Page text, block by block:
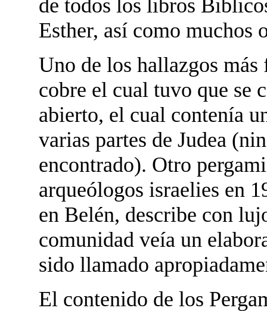
de todos los libros
Esther, así como muchos
Uno de los hallazgos
cobre el cual tuvo que se
abierto, el cual contenía
varias partes de Judea
encontrado). Otro
arqueólogos israelies en
en Belén, describe con
comunidad veía un
sido llamado
El contenido de los